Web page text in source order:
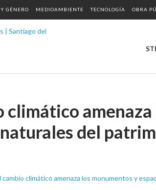
GÉNERO MEDIOAMBIENTE TECNOLOGÍA OBRA
climático
del